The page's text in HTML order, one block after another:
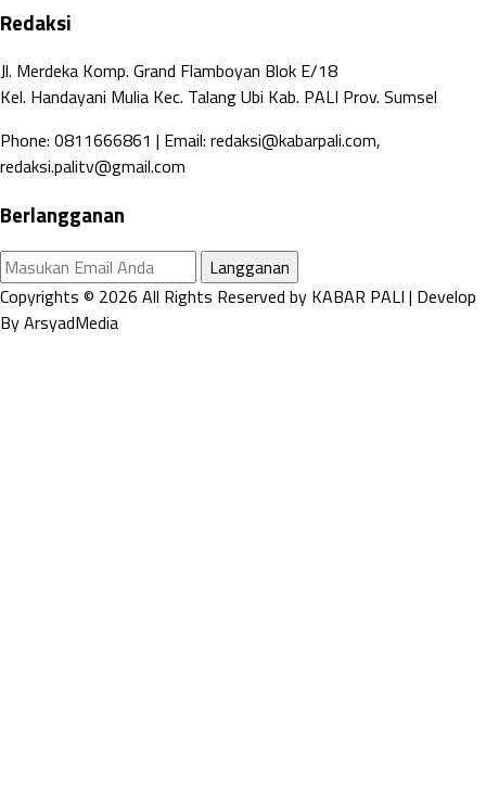
Redaksi
Jl. Merdeka Komp. Grand Flamboyan Blok E/18
Kel. Handayani Mulia Kec. Talang Ubi Kab. PALI Prov. Sumsel
Phone: 0811666861 | Email: redaksi@kabarpali.com,
redaksi.palitv@gmail.com
Berlangganan
Langganan
Copyrights © 2026 All Rights Reserved by KABAR PALI | Develop
By ArsyadMedia